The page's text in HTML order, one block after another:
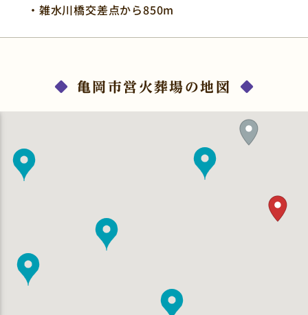
・雑水川橋交差点から850m
亀岡市営火葬場の地図